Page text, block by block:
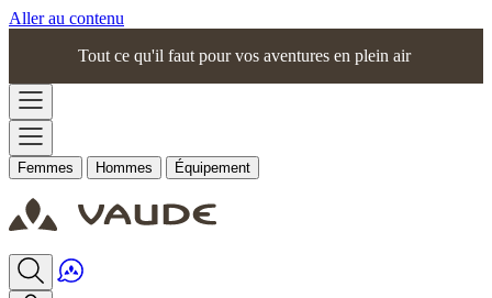
Aller au contenu
Tout ce qu'il faut pour vos aventures en plein air
Femmes Hommes Équipement